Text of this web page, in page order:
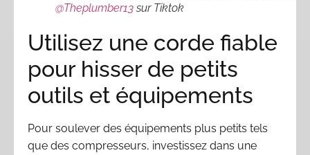
@Theplumber13 sur Tiktok
Utilisez une corde fiable
pour hisser de petits
outils et équipements
Pour soulever des équipements plus petits tels
que des compresseurs, investissez dans une